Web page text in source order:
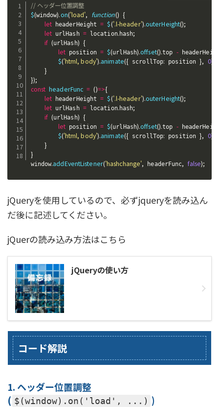
// ヘッダー位置調整
$(window).on('load', function() {
let headerHeight = $('.l-header').outerHeight();
let urlHash = location. hash;
if (urlHash) {
let position = $(urlHash).offset().top -
$('html, body').animate({ scrollTop: position }, 0)
}
});
const headerFunc = ()=>{
let headerHeight = $('.l-header').outerHeight();
let urlHash = location. hash;
if (urlHash) {
let position = $(urlHash).offset().top -
$('html, body').animate({ scrollTop: position }, 0)
}
}
window.addEventListener('hashchange', headerFunc, false);
jQueryを使用しているので、必ずjqueryを読み込ん
だ後に記述してください。
jQuerの読み込み方法はこちら
jQueryの使い方
コード解説
1. ヘッダー位置調整
( $(window).on('load', ...) )